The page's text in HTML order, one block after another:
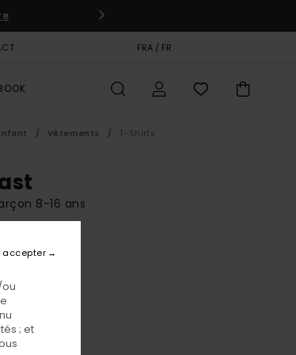
FRA / FR
Vêtements T-Shirts
8-16 ans
; et
accepter